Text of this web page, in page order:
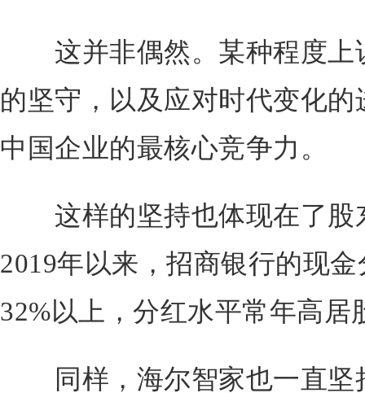
这并非偶然。某种程度上
的坚守，以及应对时代变化
中国企业的最核心竞争力。
这样的坚持也体现在了股
2019年以来，招商银行的现
32%以上，分红水平常年高居
同样，海尔智家也一直坚